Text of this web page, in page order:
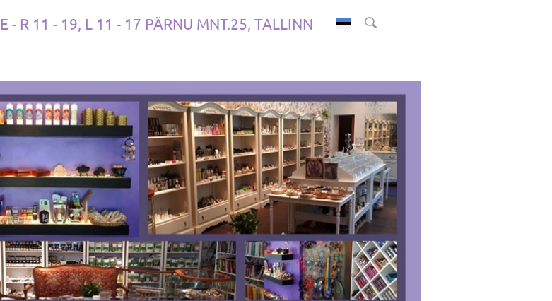
E - R 11 - 19, L 11 - 17 PÄRNU MNT.25, TALLINN